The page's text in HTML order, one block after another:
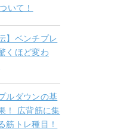
いて！
】ベンチプレ
くほど変わ
ルダウンの基
！ 広背筋に集
筋トレ種目！